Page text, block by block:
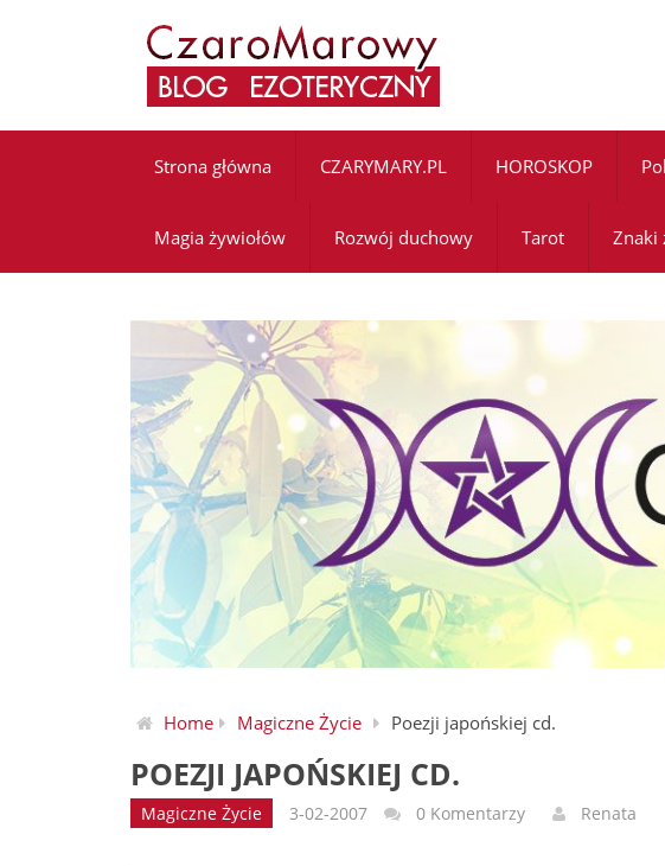
Strona główna CZARYMARY.PL HOROSKOP
Magia żywiołów Rozwój duchowy Tarot Znaki
Home Magiczne Życie Poezji japońskiej cd.
POEZJI JAPOŃSKIEJ CD.
Magiczne Życie 3-02-2007 0 Komentarzy Renata